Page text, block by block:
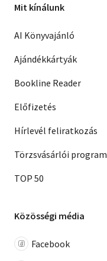
Mit kínálunk
AI Könyvajánló
Ajándékkártyák
Bookline Reader
Előfizetés
Hírlevél feliratkozás
Törzsvásárlói program
TOP 50
Közösségi média
Facebook